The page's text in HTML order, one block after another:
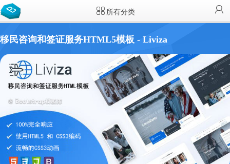
所有分类
移民咨询和签证服务HTML5模板 - Liviza